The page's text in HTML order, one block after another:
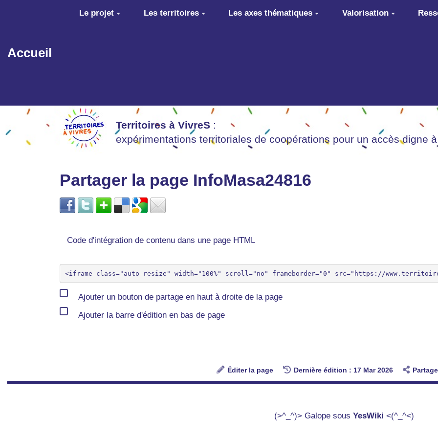
Aller au contenu principal
Accueil
Le projet Les territoires Les axes thématiques Valorisation
Territoires à VivreS :
expérimentations territoriales de coopérations pour un accès digne
Partager la page InfoMasa24816
Code d'intégration de contenu dans une page HTML
Ajouter un bouton de partage en haut à droite de la page
Ajouter la barre d'édition en bas de page
Éditer la page Dernière édition : 17 Mar 2026
(>^_^)> Galope sous YesWiki <(^_^<)